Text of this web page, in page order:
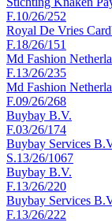
F.10/26/252
Royal De Vries
F.18/26/151
Md Fashion
F.13/26/235
Md Fashion
F.09/26/268
Buybay B.V.
F.03/26/174
Buybay Services
S.13/26/1067
Buybay B.V.
F.13/26/220
Buybay Services
F.13/26/222